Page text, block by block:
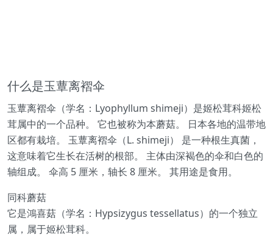
什么是玉蕈离褶伞
玉蕈离褶伞（学名：Lyophyllum shimeji）是姬松茸科姬松
茸属中的一个品种。 它也被称为本蘑菇。 日本各地的温带地
区都有栽培。 玉蕈离褶伞（L. shimeji） 是一种根生真菌，
这意味着它生长在活树的根部。 主体由深褐色的伞和白色的
轴组成。 伞高 5 厘米，轴长 8 厘米。 其用途是食用。
同科蘑菇
它是鴻喜菇（学名：Hypsizygus tessellatus）的一个独立
属，属于姬松茸科。